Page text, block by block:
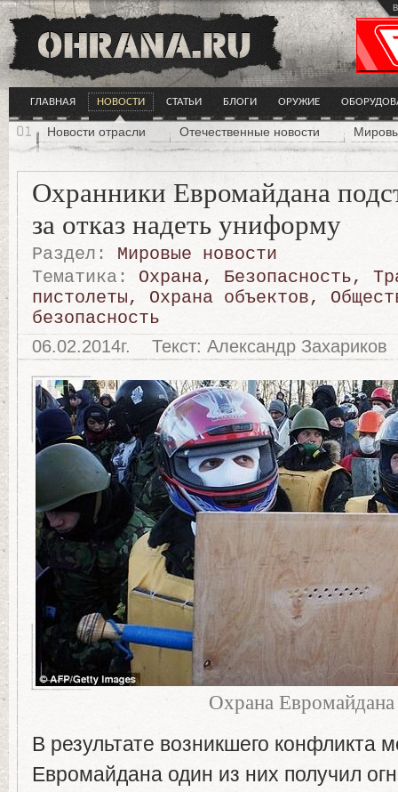
ГЛАВНАЯ НОВОСТИ СТАТЬИ БЛОГИ ОРУЖИЕ
Новости отрасли Отечественные новости
Охранники Евромайдана
за отказ надеть униформу
Раздел:
Мировые новости
Тематика:
Охрана, Безопасность,
пистолеты, Охрана объектов,
безопасность
06.02.2014г. Текст: Александр Захариков
Охрана Евромайдана
В результате возникшего конфликта
Евромайдана один из них получил